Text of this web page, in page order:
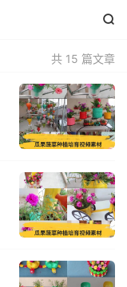

共 15 篇文章